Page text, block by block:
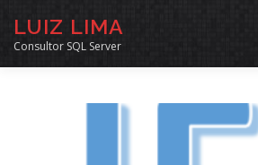
LUIZ LIMA
Consultor SQL Server
MENTORIA SQL CURSOS